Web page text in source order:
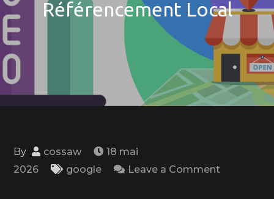
Référencement Local
By cossaw
18 mai
2026
google Leave a Comment